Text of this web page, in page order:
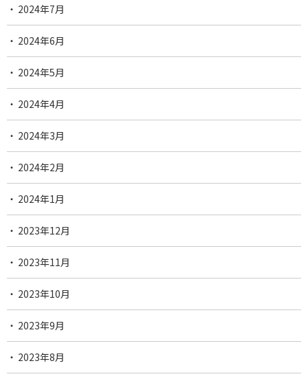
2024年7月
2024年6月
2024年5月
2024年4月
2024年3月
2024年2月
2024年1月
2023年12月
2023年11月
2023年10月
2023年9月
2023年8月